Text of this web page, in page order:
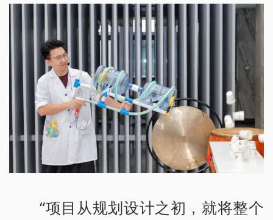
“项目从规划设计之初，就将整个